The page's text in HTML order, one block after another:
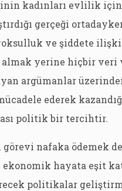
kadınları evlilik
gerçeği
ve şiddete
yerine hiçbir veri
argümanlar
ederek
politik bir tercihtir.
görevi nafaka ödemek
ekonomik hayata eşit
politikalar